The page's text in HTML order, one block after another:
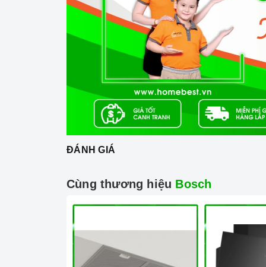
Vệ sinh máy rửa chén định kỳ: Bạn nên vệ sinh
phát triển. Bạn có thể vệ sinh máy rửa chén
chạy chương trình rửa vệ sinh.
Bảo quản máy rửa chén đúng cách: Khi không
trong máy. Bạn cũng nên đóng cửa máy để
3. Tại sao nên chọn mua sản phẩm tại
Cam kết hàng chính hãng:
Chúng tôi cam
xứ và chứng từ rõ ràng.
Chế độ hỗ trợ bảo hành linh hoạt:
trong quá trình sử dụng sản phẩm.
sẽ đồng hành cùng quý khách trong quá trình
ĐÁNH GIÁ
Cùng thương hiệu Bosch